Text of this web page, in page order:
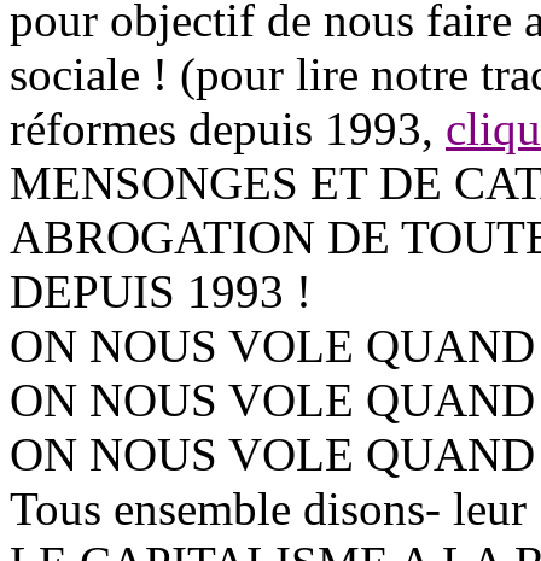
pour objectif de nous faire
sociale ! (pour lire notre
réformes depuis 1993,
MENSONGES ET DE
ABROGATION DE
DEPUIS 1993 !
ON NOUS VOLE
ON NOUS VOLE
ON NOUS VOLE
Tous ensemble disons-